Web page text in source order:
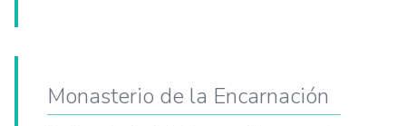
Monasterio de la Encarnación